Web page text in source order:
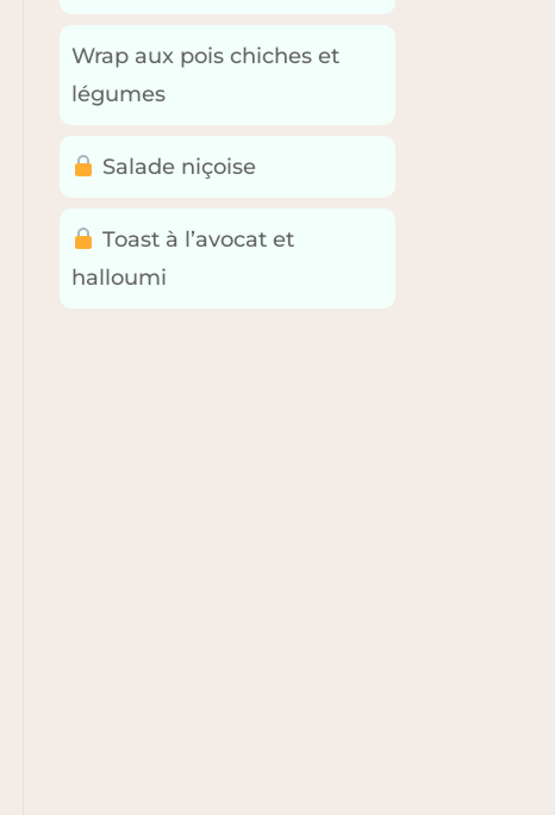
Wrap aux pois chiches et
légumes
Salade niçoise
Toast à l’avocat et
halloumi